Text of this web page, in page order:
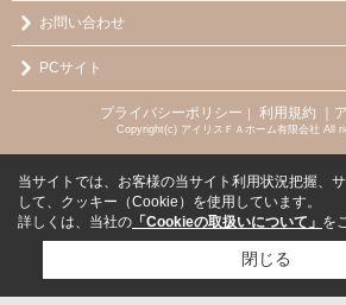
お問い合わせ
PCサイト
プライバシーポリシー ｜ 利用規約 ｜
Copyright(c) アイリスＦＡホーム有限会社 All
当サイトでは、お客様の当サイト利用状況把握、
して、クッキー（Cookie）を使用しています。
詳しくは、当社の 「Cookieの取扱いについて」 を
閉じる